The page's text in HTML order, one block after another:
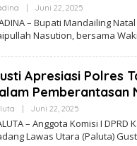
Juni 22, 2025Oleh
– Bupati Mandailing
Nasution, bersama
Apresiasi Polres
Pemberantasan
Juni 22, 2025Oleh
– Anggota Komisi I DPRD
Lawas Utara (Paluta)